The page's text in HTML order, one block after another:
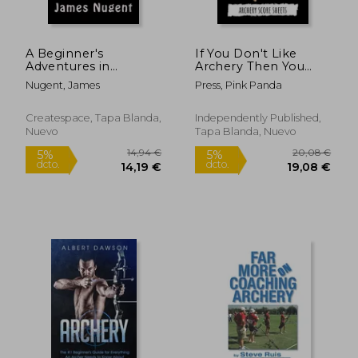
5%
dcto.
5%
dcto.
A Beginner's
Adventures in
Archery (en Inglés)
Nugent, James
Createspace, Tapa Blanda,
Nuevo
If You Don't Like
Archery Then You
Probably Won't Like
Me... And I'm Okay
Score Sheets / Score
Cards, Archery Gifts
Press, Pink Panda
Independently Published,
Tapa Blanda, Nuevo